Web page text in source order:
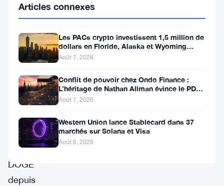
marché.
données
on-
montrent
des
retraits
significatifs
DOGE
depuis
Articles connexes
Les PACs crypto investissent 1,5 million de
dollars en Floride, Alaska et Wyoming
après un revers au Michigan
Août 7, 2026
Conflit de pouvoir chez Ondo Finance :
L’héritage de Nathan Allman évince le PDG
Ian De Bode le 24 juillet
Août 7, 2026
Western Union lance Stablecard dans 37
marchés sur Solana et Visa
Août 6, 2026